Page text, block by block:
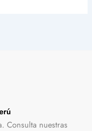
Consulta nuestras